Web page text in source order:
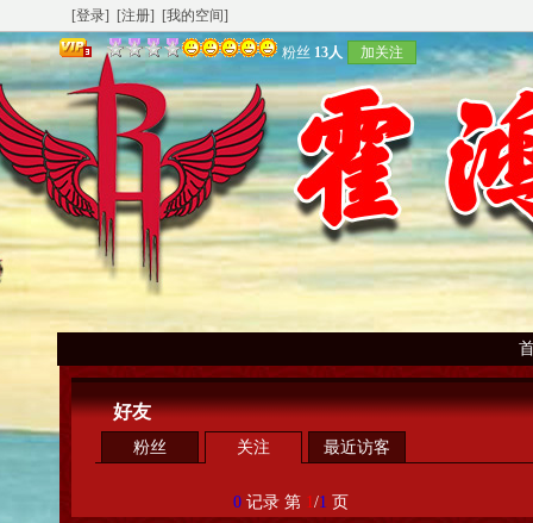
[登录] [注册] [我的空间]
粉丝 13人 加关注
好友
粉丝 关注 最近访客
0记录 第 1/1 页